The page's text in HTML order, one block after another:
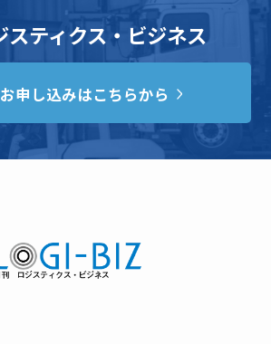
スティクス・ビジネス
申し込みはこちらから